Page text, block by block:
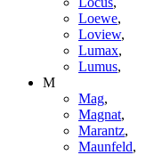
Loewe,
Loview,
Lumax,
Lumus,
M
Mag,
Magnat,
Marantz,
Maunfeld,